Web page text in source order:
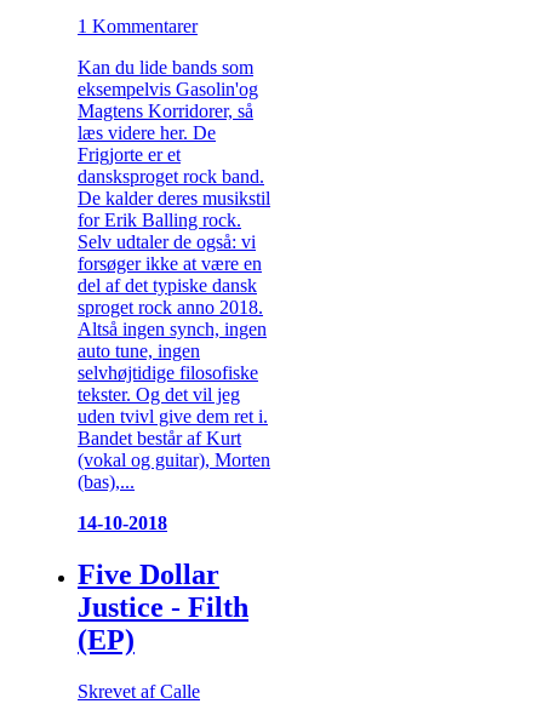
1 Kommentarer
Kan du lide bands som
eksempelvis Gasolin'og
Magtens Korridorer, så
læs videre her. De
Frigjorte er et
dansksproget rock band.
De kalder deres musikstil
for Erik Balling rock.
Selv udtaler de også: vi
forsøger ikke at være en
del af det typiske dansk
sproget rock anno 2018.
Altså ingen synch, ingen
auto tune, ingen
selvhøjtidige filosofiske
tekster. Og det vil jeg
uden tvivl give dem ret i.
Bandet består af Kurt
(vokal og guitar), Morten
(bas),...
14-10-2018
Five Dollar
Justice - Filth
(EP)
Skrevet af Calle